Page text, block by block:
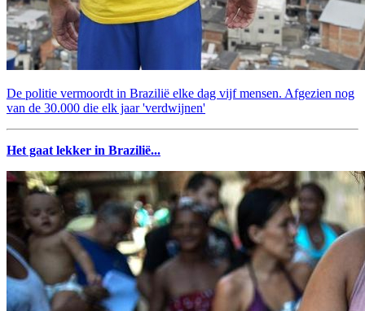
De politie vermoordt in Brazilië elke dag vijf mensen. Afgezien nog
van de 30.000 die elk jaar 'verdwijnen'
Het gaat lekker in Brazilië...